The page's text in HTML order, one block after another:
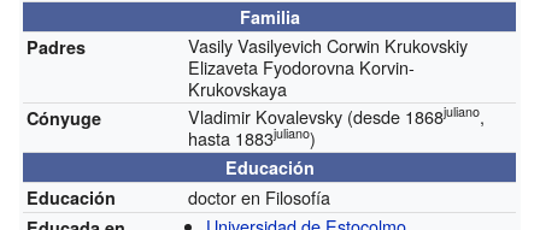
Familia
Padres
Vasily Vasilyevich Corwin Krukovskiy
Elizaveta Fyodorovna Korvin-
Krukovskaya
Cónyuge Vladimir Kovalevsky (desde 1868juliano,
hasta 1883juliano)
Educación
Educación
doctor en Filosofía